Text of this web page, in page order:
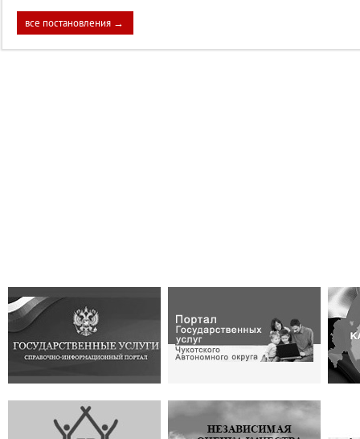
все постановления →